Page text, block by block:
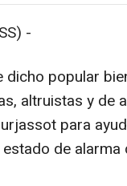
-
dicho popular
altruistas y de
para
de